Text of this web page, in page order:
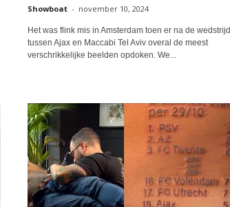
Showboat - november 10, 2024
Het was flink mis in Amsterdam toen er na de wedstrijd
tussen Ajax en Maccabi Tel Aviv overal de meest
verschrikkelijke beelden opdoken. We...